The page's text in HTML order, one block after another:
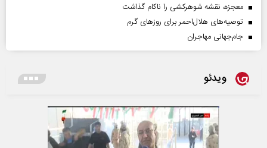
معجزه، نقشه شوهرکشی را ناکام گذاشت
توصیه‌های هلال‌احمر برای روز‌های گرم
جام‌جهانی مهاجران
ویدئو